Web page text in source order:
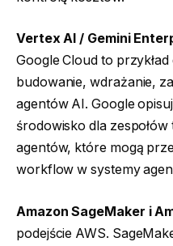
Vertex AI / Gemini
Google Cloud to
budowanie, wdrażanie,
agentów AI. Google
środowisko dla
agentów, które mogą
workflow w systemy
Amazon SageMaker i
podejście AWS.